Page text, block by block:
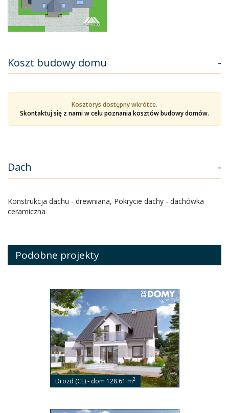
Koszt budowy domu -
Kosztorys dostępny wkrótce.
Skontaktuj się z nami w celu poznania kosztów budowy domów.
Dach -
Konstrukcja dachu - drewniana, Pokrycie dachy - dachówka
ceramiczna
Podobne projekty
Drozd (CE) - dom 128.61 m2